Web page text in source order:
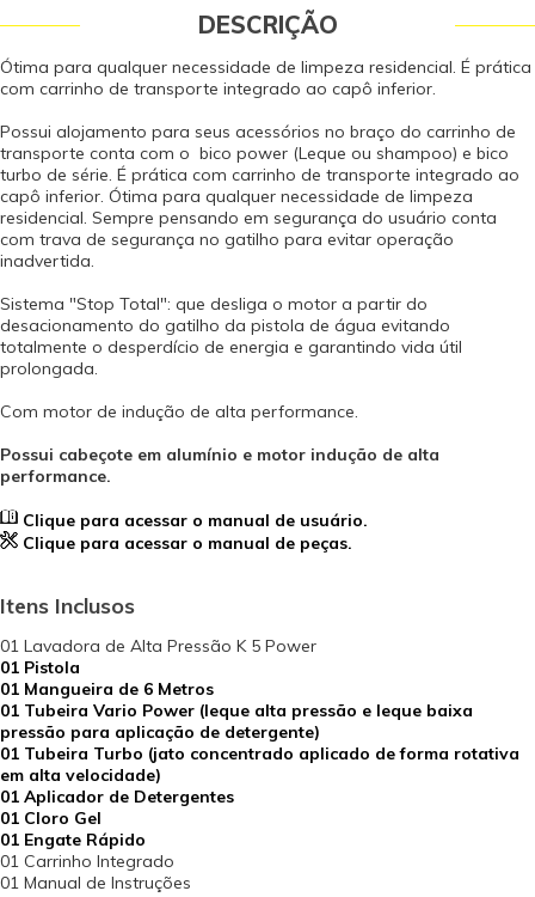
DESCRIÇÃO
Ótima para qualquer necessidade de limpeza residencial. É prática
com carrinho de transporte integrado ao capô inferior.
Possui alojamento para seus acessórios no braço do carrinho de
transporte conta com o bico power (Leque ou shampoo) e bico
turbo de série. É prática com carrinho de transporte integrado ao
capô inferior. Ótima para qualquer necessidade de limpeza
residencial. Sempre pensando em segurança do usuário conta
com trava de segurança no gatilho para evitar operação
inadvertida.
Sistema "Stop Total": que desliga o motor a partir do
desacionamento do gatilho da pistola de água evitando
totalmente o desperdício de energia e garantindo vida útil
prolongada.
Com motor de indução de alta performance.
Possui cabeçote em alumínio e motor indução de alta
performance.
Clique para acessar o manual de usuário.
Clique para acessar o manual de peças.
Itens Inclusos
01 Lavadora de Alta Pressão K 5 Power
01 Pistola
01 Mangueira de 6 Metros
01 Tubeira Vario Power (leque alta pressão e leque baixa
pressão para aplicação de detergente)
01 Tubeira Turbo (jato concentrado aplicado de forma rotativa
em alta velocidade)
01 Aplicador de Detergentes
01 Cloro Gel
01 Engate Rápido
01 Carrinho Integrado
01 Manual de Instruções